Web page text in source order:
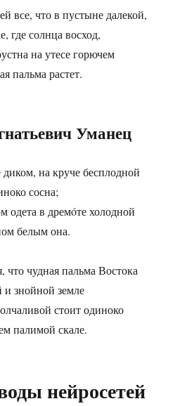
все, что в пустыне далекой,
где солнца восход,
на утесе горючем
пальма растет.
Уманец
диком, на круче бесплодной
сосна;
одета в дремóте холодной
белым она.
что чудная пальма Востока
и знойной земле
стоит одиноко
палимой скале.
нейросетей